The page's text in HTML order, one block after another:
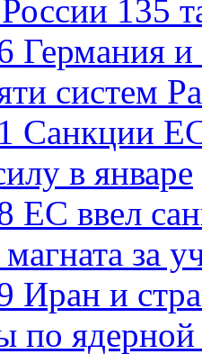
135
Германия
систем
Санкции
в январе
ЕС ввел
за
Иран и
по